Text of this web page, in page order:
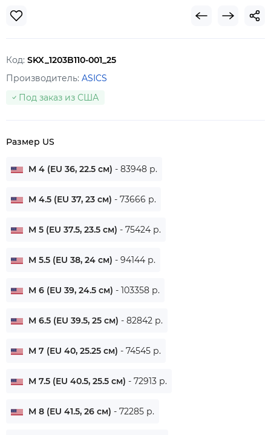
Код: SKX_1203B110-001_25
Производитель: ASICS
Под заказ из США
Размер US
M 4 (EU 36, 22.5 см) - 83948 р.
M 4.5 (EU 37, 23 см) - 73666 р.
M 5 (EU 37.5, 23.5 см) - 75424 р.
M 5.5 (EU 38, 24 см) - 94144 р.
M 6 (EU 39, 24.5 см) - 103358 р.
M 6.5 (EU 39.5, 25 см) - 82842 р.
M 7 (EU 40, 25.25 см) - 74545 р.
M 7.5 (EU 40.5, 25.5 см) - 72913 р.
M 8 (EU 41.5, 26 см) - 72285 р.